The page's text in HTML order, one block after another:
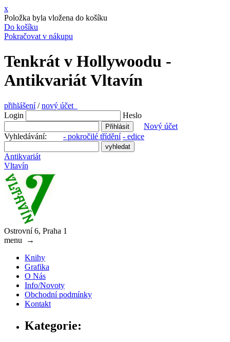
x
Položka byla vložena do košíku
Do košíku
Pokračovat v nákupu
Tenkrát v Hollywoodu -
Antikvariát Vltavín
přihlášení/nový účet
Login
Heslo
Nový účet
Vyhledávání: - pokročilé třídění - edice
Antikvariát
Vltavín
Ostrovní 6, Praha 1
menu
→
Knihy
Grafika
O Nás
Info/Novoty
Obchodní podmínky
Kontakt
Kategorie: